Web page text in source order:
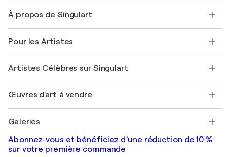
Expédition
Offrir une carte cadeau
Rejoignez notre programme commercial
Mon compte
+33 1 76 44 06 42
À propos de Singulart
FAQ
Magazine Singulart
Emplois
Découvrez une sélection d'art original
Pour les Artistes
Se connecter en tant qu'Artiste
Artistes Célèbres sur Singulart
Marc Chagall
Banksy
Mr. Brainwash
Shepard Fairey
Œuvres d'art à vendre
Tableaux abstraits à vendre
Peintures de paysage
Estampes
Galeries
Galeries d'art en France
Galeries d'art en Belgique
Abonnez-vous et bénéficiez d’une réduction de 10 %
sur votre première commande